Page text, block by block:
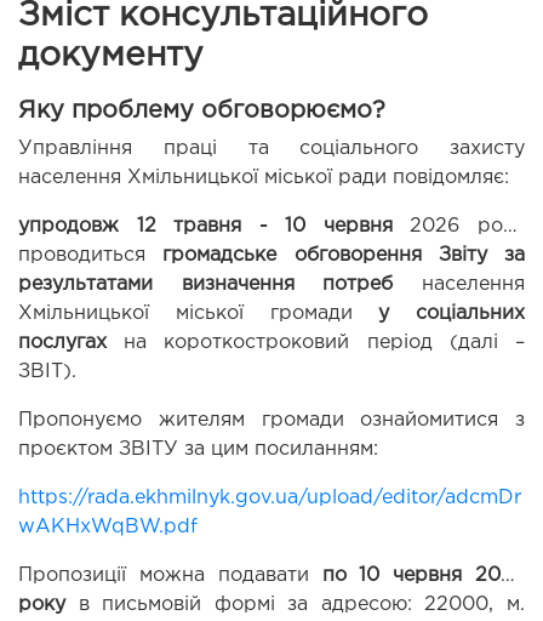
Зміст консультаційного
документу
Яку проблему обговорюємо?
Управління праці та соціального захисту
населення Хмільницької міської ради повідомляє:
упродовж 12 травня - 10 червня 2026 року
проводиться громадське обговорення
Звіту за
результатами визначення потреб населення
Хмільницької міської громади у соціальних
послугах на короткостроковий період (далі –
ЗВІТ).
Пропонуємо жителям громади ознайомитися з
проєктом ЗВІТУ за цим посиланням:
https://rada.ekhmilnyk.gov.ua/upload/editor/adcmDr
wAKHxWqBW.pdf
Пропозиції можна подавати по 10 червня
2026
року в письмовій формі за адресою: 22000, м.